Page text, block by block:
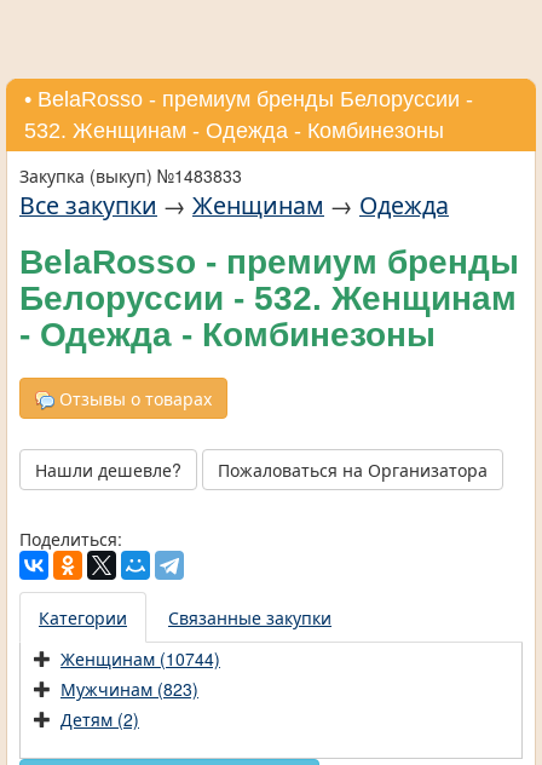
• BelaRosso - премиум бренды Белоруссии -
532. Женщинам - Одежда - Комбинезоны
Закупка (выкуп) №1483833
Все закупки → Женщинам → Одежда
BelaRosso - премиум бренды
Белоруссии - 532. Женщинам
- Одежда - Комбинезоны
Отзывы о товарах
Нашли дешевле? Пожаловаться на Организатора
Поделиться:
Категории
Связанные закупки
Женщинам (10744)
Мужчинам (823)
Детям (2)